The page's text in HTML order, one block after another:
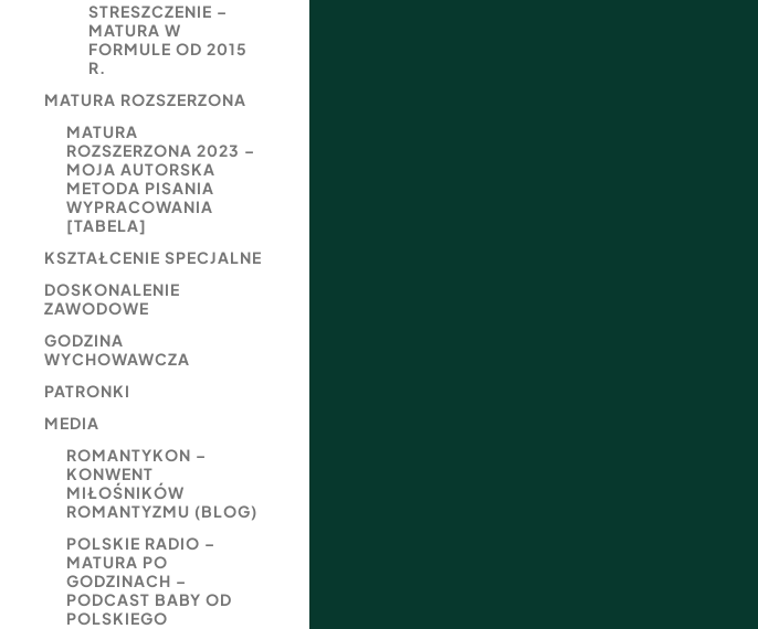
STRESZCZENIE –
MATURA W
FORMULE OD 2015
R.
MATURA ROZSZERZONA
MATURA
ROZSZERZONA 2023 –
MOJA AUTORSKA
METODA PISANIA
WYPRACOWANIA
[TABELA]
KSZTAŁCENIE SPECJALNE
DOSKONALENIE
ZAWODOWE
GODZINA
WYCHOWAWCZA
PATRONKI
MEDIA
ROMANTYKON –
KONWENT
MIŁOŚNIKÓW
ROMANTYZMU (BLOG)
POLSKIE RADIO –
MATURA PO
GODZINACH –
PODCAST BABY OD
POLSKIEGO